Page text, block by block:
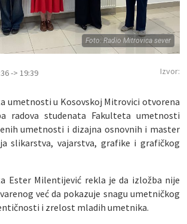
Foto: Radio Mitrovica sever
-> 19:39 Izvor:
umetnosti u Kosovskoj Mitrovici otvorena
radova studenata Fakulteta umetnosti
umetnosti i dizajna osnovnih i master
slikarstva, vajarstva, grafike i grafičkog
Ester Milentijević rekla je da izložba nije
već da pokazuje snagu umetničkog
i zrelost mladih umetnika.